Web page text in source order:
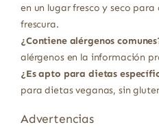
en un lugar fresco y seco
frescura.
¿Contiene alérgenos
alérgenos en la información
¿Es apto para dietas
para dietas veganas, sin
Advertencias